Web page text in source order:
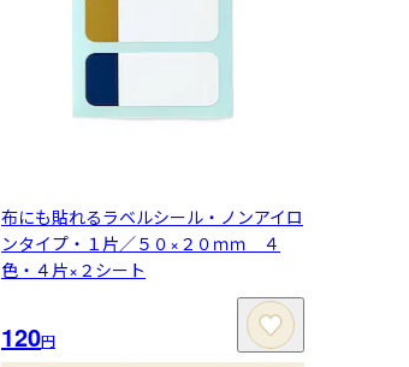
布にも貼れるラベルシール・ノンアイロ
ンタイプ・１片／５０×２０ｍｍ ４
色・４片×２シート
120円